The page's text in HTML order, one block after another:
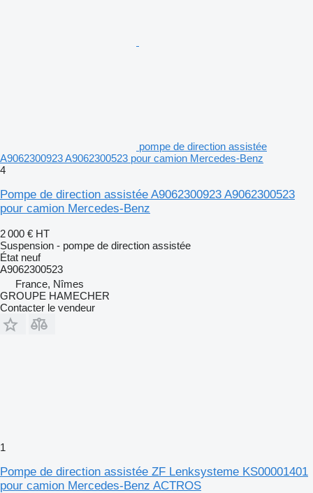
pompe de direction assistée
A9062300923 A9062300523 pour camion Mercedes-Benz
4
Pompe de direction assistée A9062300923 A9062300523
pour camion Mercedes-Benz
2 000 € HT
Suspension - pompe de direction assistée
État neuf
A9062300523
France, Nîmes
GROUPE HAMECHER
Contacter le vendeur
1
Pompe de direction assistée ZF Lenksysteme KS00001401
pour camion Mercedes-Benz ACTROS